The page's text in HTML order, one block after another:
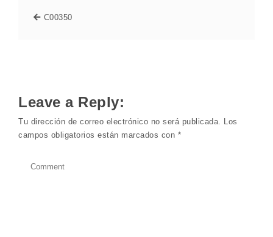
C00350
Leave a Reply:
Tu dirección de correo electrónico no será publicada. Los
campos obligatorios están marcados con *